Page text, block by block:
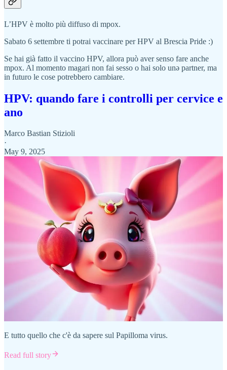
L’HPV è molto più diffuso di mpox.
Sabato 6 settembre ti potrai vaccinare per HPV al Brescia Pride :)
Se hai già fatto il vaccino HPV, allora può aver senso fare anche
mpox. Al momento magari non fai sesso o hai solo unə partner, ma
in futuro le cose potrebbero cambiare.
HPV: quando fare i controlli per cervice e
ano
Marco Bastian Stizioli
·
May 9, 2025
E tutto quello che c'è da sapere sul Papilloma virus.
Read full story